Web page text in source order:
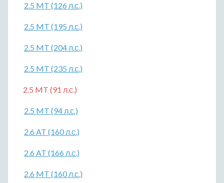
2.5 MT (126 л.с.)
2.5 MT (195 л.с.)
2.5 MT (204 л.с.)
2.5 MT (235 л.с.)
2.5 MT (91 л.с.)
2.5 MT (94 л.с.)
2.6 AT (160 л.с.)
2.6 AT (166 л.с.)
2.6 MT (160 л.с.)